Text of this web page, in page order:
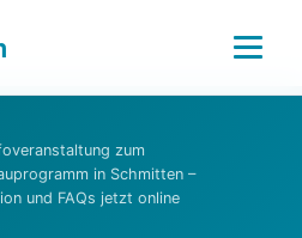
zum
in Schmitten –
und FAQs jetzt online